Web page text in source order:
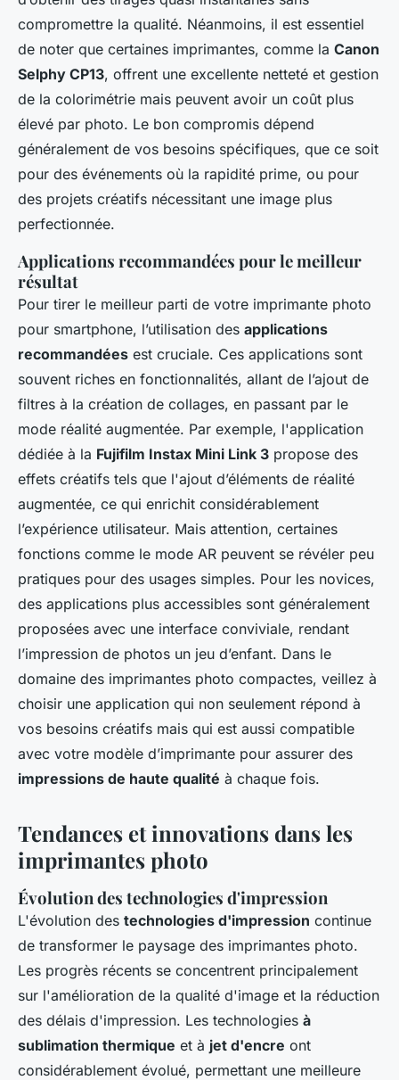
compromettre la qualité. Néanmoins, il est essentiel
de noter que certaines imprimantes, comme la Canon
Selphy CP13, offrent une excellente netteté et gestion
de la colorimétrie mais peuvent avoir un coût plus
élevé par photo. Le bon compromis dépend
généralement de vos besoins spécifiques, que ce soit
pour des événements où la rapidité prime, ou pour
des projets créatifs nécessitant une image plus
perfectionnée.
Applications recommandées pour le meilleur
résultat
Pour tirer le meilleur parti de votre imprimante photo
pour smartphone, l’utilisation des applications
recommandées est cruciale. Ces applications sont
souvent riches en fonctionnalités, allant de l’ajout de
filtres à la création de collages, en passant par le
mode réalité augmentée. Par exemple, l'application
dédiée à la Fujifilm Instax Mini Link 3 propose des
effets créatifs tels que l'ajout d’éléments de réalité
augmentée, ce qui enrichit considérablement
l’expérience utilisateur. Mais attention, certaines
fonctions comme le mode AR peuvent se révéler peu
pratiques pour des usages simples. Pour les novices,
des applications plus accessibles sont généralement
proposées avec une interface conviviale, rendant
l’impression de photos un jeu d’enfant. Dans le
domaine des imprimantes photo compactes, veillez à
choisir une application qui non seulement répond à
vos besoins créatifs mais qui est aussi compatible
avec votre modèle d’imprimante pour assurer des
impressions de haute qualité à chaque fois.
Tendances et innovations dans les
imprimantes photo
Évolution des technologies d'impression
L'évolution des technologies d'impression continue
de transformer le paysage des imprimantes photo.
Les progrès récents se concentrent principalement
sur l'amélioration de la qualité d'image et la réduction
des délais d'impression. Les technologies à
sublimation thermique et à jet d'encre ont
considérablement évolué, permettant une meilleure